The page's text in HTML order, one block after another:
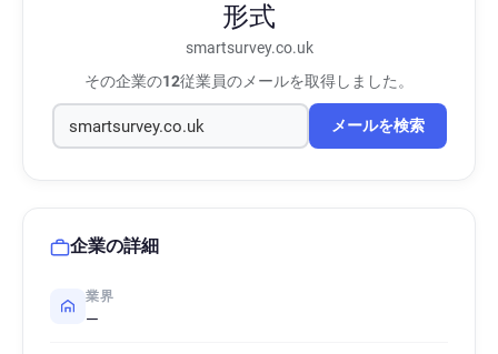
形式
smartsurvey.co.uk
その企業の12従業員のメールを取得しました。
メールを検索
企業の詳細
業界
—